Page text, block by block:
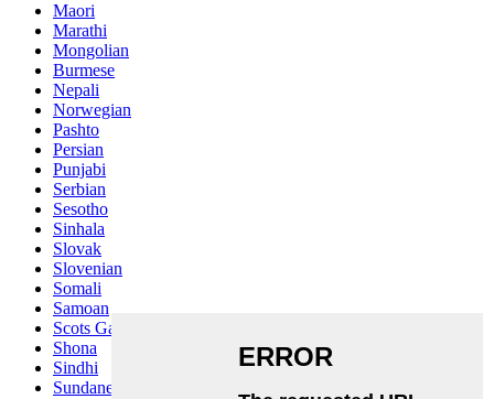
Maori
Marathi
Mongolian
Burmese
Nepali
Norwegian
Pashto
Persian
Punjabi
Serbian
Sesotho
Sinhala
Slovak
Slovenian
Somali
Samoan
Scots Gaelic
Shona
Sindhi
Sundanese